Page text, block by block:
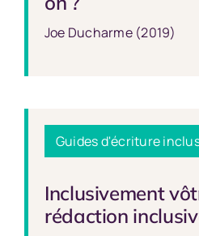
Joe Ducharme (2019)
Guides d'écriture
Inclusivement
rédaction